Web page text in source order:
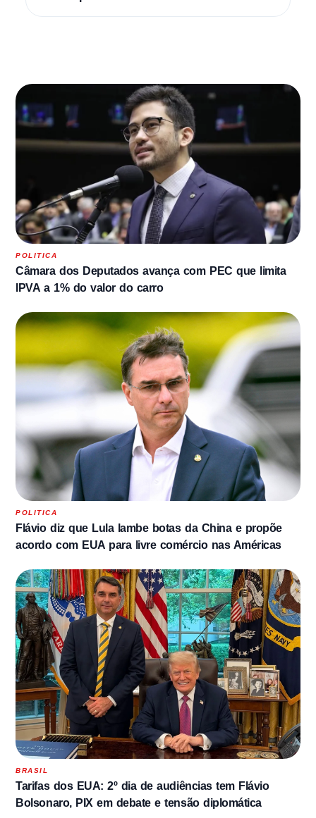
POLITICA
Câmara dos Deputados avança com PEC que limita
IPVA a 1% do valor do carro
POLITICA
Flávio diz que Lula lambe botas da China e propõe
acordo com EUA para livre comércio nas Américas
BRASIL
Tarifas dos EUA: 2º dia de audiências tem Flávio
Bolsonaro, PIX em debate e tensão diplomática